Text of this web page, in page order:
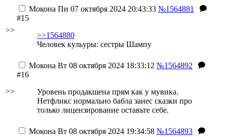
>>
Мокона Пн 07 октября 2024 20:43:33 №1564881
#15
>>1564880
Человек кульуры: сестры Шампу
>>
Мокона Вт 08 октября 2024 18:33:12 №1564892
#16
Уровень продакшена прям как у мувика.
Нетфликс нормально бабла занес сказки про
только лицензирование оставьте себе.
Мокона Вт 08 октября 2024 19:34:58 №1564893